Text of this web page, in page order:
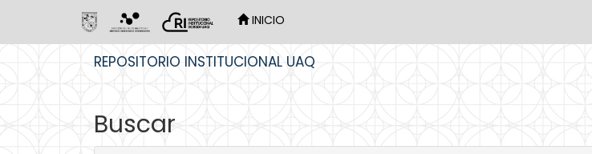
INICIO
REPOSITORIO INSTITUCIONAL UAQ
Buscar